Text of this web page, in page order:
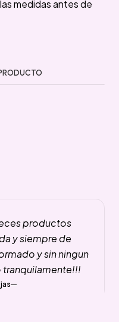
medidas antes de
productos
y siempre de
y sin ningun